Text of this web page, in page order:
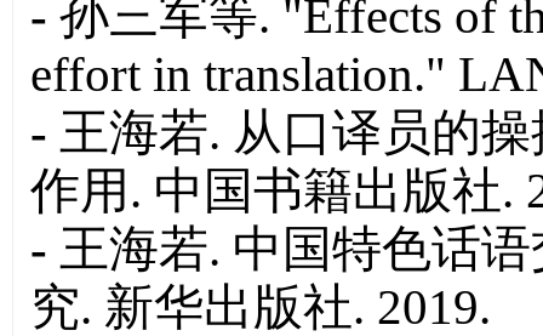
- 孙三军等. "Effects of
effort in translation."
- 王海若. 从口译员的
作用. 中国书籍出版社.
- 王海若. 中国特色话
究. 新华出版社. 2019.